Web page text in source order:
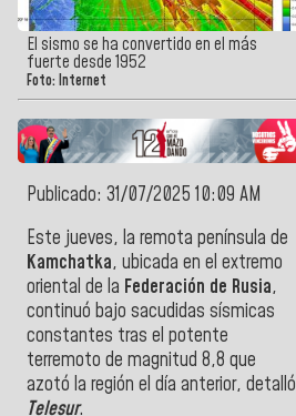
El sismo se ha convertido en el más
fuerte desde 1952
Foto: Internet
Publicado: 31/07/2025 10:09 AM
Este jueves, la remota península de
Kamchatka, ubicada en el extremo
oriental de la Federación de Rusia,
continuó bajo sacudidas sísmicas
constantes tras el potente
terremoto de magnitud 8,8 que
azotó la región el día anterior, detalló
Telesur.